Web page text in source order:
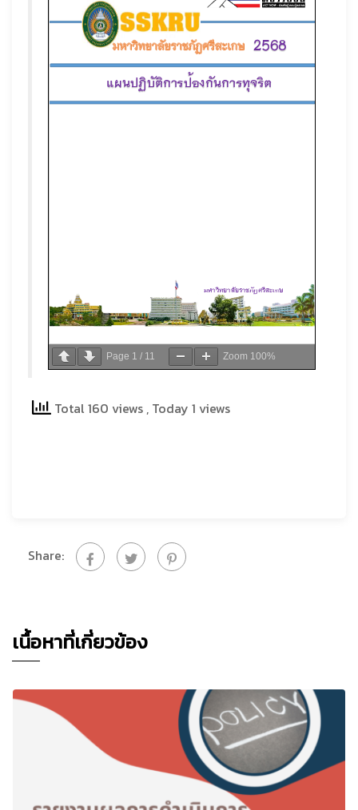
Page 1 / 11 Zoom 100%
Total 160 views , Today 1 views
Share:
เนื้อหาที่เกี่ยวข้อง